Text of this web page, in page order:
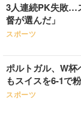
3人連続PK失敗…
督が選んだ」
スポーツ
ポルトガル、W
もスイスを6-1で
スポーツ